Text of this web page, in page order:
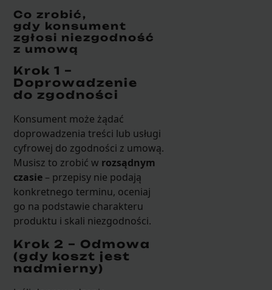
Co zrobić,
gdy konsument
zgłosi niezgodność
z umową
Krok 1 –
Doprowadzenie
do zgodności
Konsument może żądać
doprowadzenia treści lub usługi
cyfrowej do zgodności z umową.
Musisz to zrobić w rozsądnym
czasie– przepisy nie podają
konkretnego terminu, oceniaj
go na podstawie charakteru
produktu i skali niezgodności.
Krok 2 – Odmowa
(gdy koszt jest
nadmierny)